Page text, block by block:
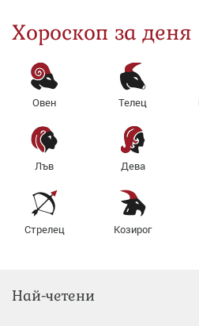
Хороскоп за деня
Овен Телец
Лъв Дева
Стрелец Козирог
Най-четени